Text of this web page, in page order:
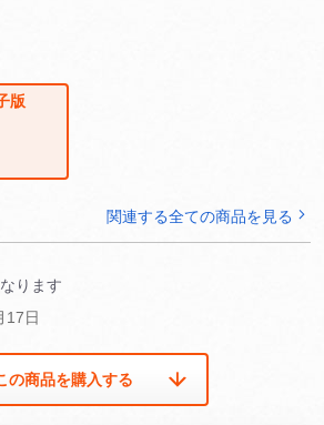
版
関連する全ての商品を見る
ります
日
の商品を購入する